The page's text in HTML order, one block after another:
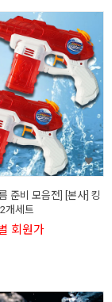
준비 모음전] [본사] 킹
개세트
회원가